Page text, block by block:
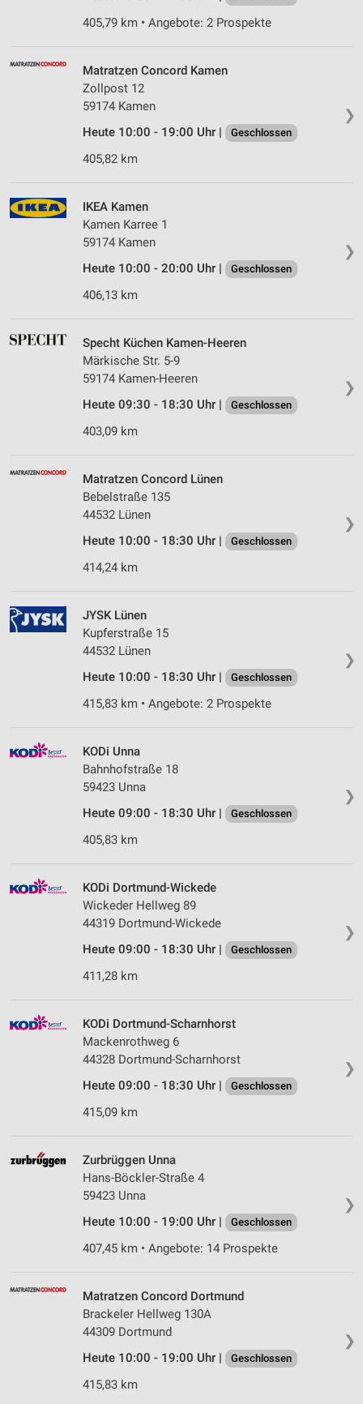
405,79 km • Angebote: 2 Prospekte
❯
Matratzen Concord Kamen
Zollpost 12
59174 Kamen
Heute 10:00 - 19:00 Uhr |
Geschlossen
405,82 km
❯
IKEA Kamen
Kamen Karree 1
59174 Kamen
Heute 10:00 - 20:00 Uhr |
Geschlossen
406,13 km
❯
Specht Küchen Kamen-Heeren
Märkische Str. 5-9
59174 Kamen-Heeren
Heute 09:30 - 18:30 Uhr |
Geschlossen
403,09 km
❯
Matratzen Concord Lünen
Bebelstraße 135
44532 Lünen
Heute 10:00 - 18:30 Uhr |
Geschlossen
414,24 km
❯
JYSK Lünen
Kupferstraße 15
44532 Lünen
Heute 10:00 - 18:30 Uhr |
Geschlossen
415,83 km • Angebote: 2 Prospekte
❯
KODi Unna
Bahnhofstraße 18
59423 Unna
Heute 09:00 - 18:30 Uhr |
Geschlossen
405,83 km
❯
KODi Dortmund-Wickede
Wickeder Hellweg 89
44319 Dortmund-Wickede
Heute 09:00 - 18:30 Uhr |
Geschlossen
411,28 km
❯
KODi Dortmund-Scharnhorst
Mackenrothweg 6
44328 Dortmund-Scharnhorst
Heute 09:00 - 18:30 Uhr |
Geschlossen
415,09 km
❯
Zurbrüggen Unna
Hans-Böckler-Straße 4
59423 Unna
Heute 10:00 - 19:00 Uhr |
Geschlossen
407,45 km • Angebote: 14 Prospekte
❯
Matratzen Concord Dortmund
Brackeler Hellweg 130A
44309 Dortmund
Heute 10:00 - 19:00 Uhr |
Geschlossen
415,83 km